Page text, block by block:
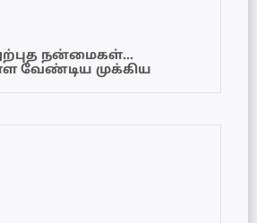
நன்மைகள்…
வேண்டிய முக்கிய